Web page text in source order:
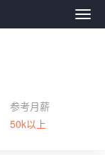
远
参考月薪
50k以上